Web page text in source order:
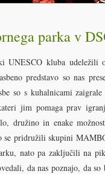
parka v
UNESCO kluba udeležili
predstavo so nas
so s kuhalnicami
jim pomaga prav
družino in enake
se pridružili skupini
nato pa zaključili na
da nas poznajo, da